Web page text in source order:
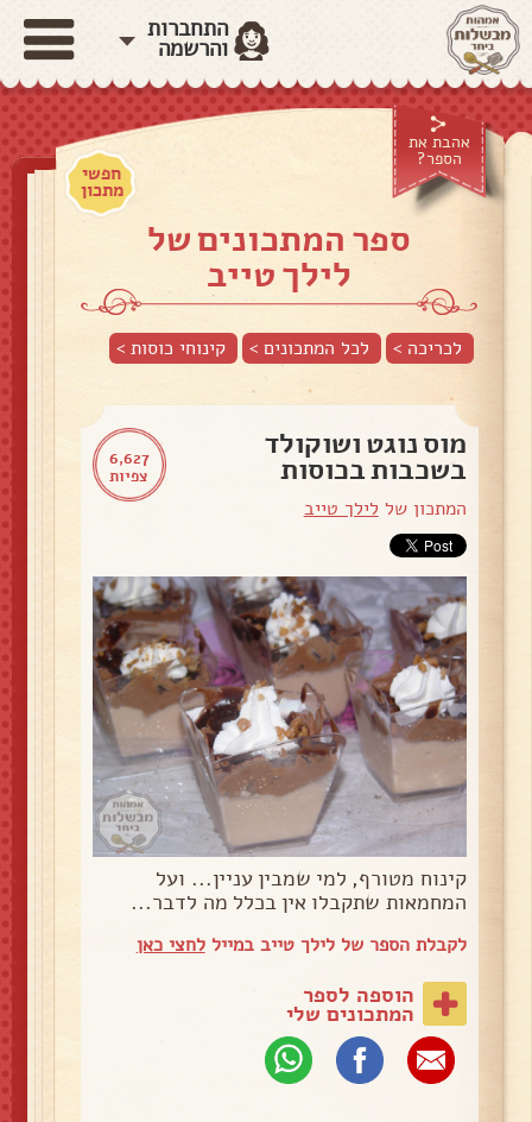
התחברות
והרשמה
אהבת את
הספר?
חפשי
מתכון
ספר המתכונים של
לילך טייב
לכריכה > לכל המתכונים > קינוחי כוסות>
6,627
צפיות
מוס נוגט ושוקולד
בשכבות בכוסות
המתכון של לילך טייב
קינוח מטורף, למי שמבין עניין... ועל
המחמאות שתקבלו אין בכלל מה לדבר...
לקבלת הספר של לילך טייב במייללחצי כאן
הוספה לספר
המתכונים שלי